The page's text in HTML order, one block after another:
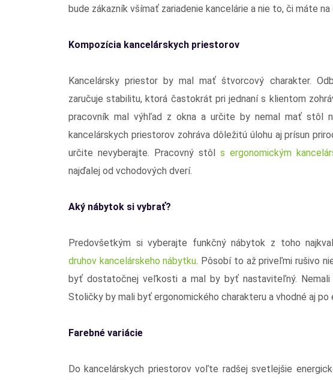
bude zákazník všímať zariadenie kancelárie a nie to, či máte na
Kompozícia kancelárskych priestorov
Kancelársky priestor by mal mať štvorcový charakter.
zaručuje stabilitu, ktorá častokrát pri jednaní s klientom
pracovník mal výhľad z okna a určite by nemal mať stôl
kancelárskych priestorov zohráva dôležitú úlohu aj prísun
určite nevyberajte. Pracovný stôl s ergonomickým
najďalej od vchodových dverí.
Aký nábytok si vybrať?
Predovšetkým si vyberajte funkčný nábytok z toho
druhov kancelárskeho nábytku. Pôsobí to až priveľmi rušivo
byť dostatočnej veľkosti a mal by byť nastaviteľný.
Stoličky by mali byť ergonomického charakteru a vhodné aj
Farebné variácie
Do kancelárskych priestorov voľte radšej svetlejšie